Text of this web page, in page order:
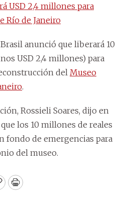
USD 2,4 millones para
Río de Janeiro
anunció que liberará 10
USD 2,4 millones) para
del Museo
.
Rossieli Soares, dijo en
los 10 millones de reales
fondo de emergencias para
del museo.
Print